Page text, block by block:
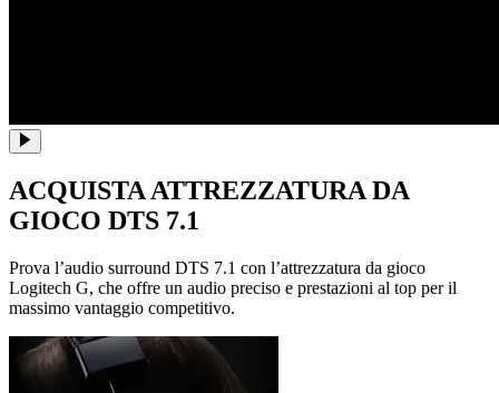
ACQUISTA ATTREZZATURA DA
GIOCO DTS 7.1
Prova l’audio surround DTS 7.1 con l’attrezzatura da gioco
Logitech G, che offre un audio preciso e prestazioni al top per il
massimo vantaggio competitivo.